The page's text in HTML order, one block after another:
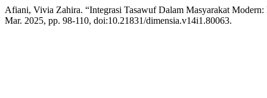
Afiani, Vivia Zahira. “Integrasi Tasawuf Dalam Masyarakat
Mar. 2025, pp. 98-110, doi:10.21831/dimensia.v14i1.80063.